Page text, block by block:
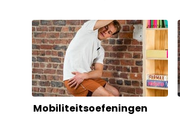
Mobiliteitsoefeningen